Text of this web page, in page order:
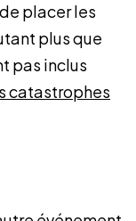
placer les
plus que
pas inclus
catastrophes